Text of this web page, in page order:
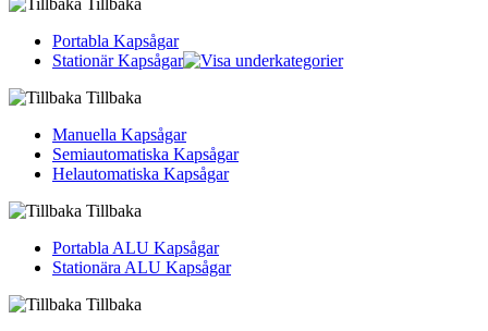
Tillbaka
Portabla Kapsågar
Stationär Kapsågar
Tillbaka
Manuella Kapsågar
Semiautomatiska Kapsågar
Helautomatiska Kapsågar
Tillbaka
Portabla ALU Kapsågar
Stationära ALU Kapsågar
Tillbaka